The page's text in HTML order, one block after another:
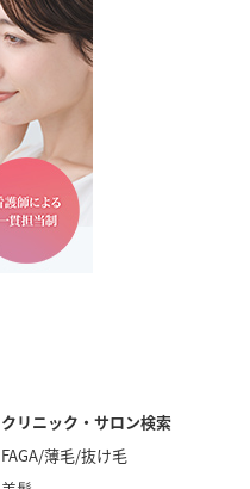
クリニック・サロン検索
FAGA/薄毛/抜け毛